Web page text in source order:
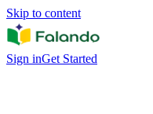
Skip to content
Sign inGet Started